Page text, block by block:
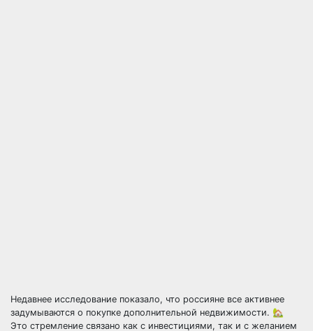
Недавнее исследование показало, что россияне все активнее
задумываются о покупке дополнительной недвижимости. 🏡
Это стремление связано как с инвестициями, так и с желанием